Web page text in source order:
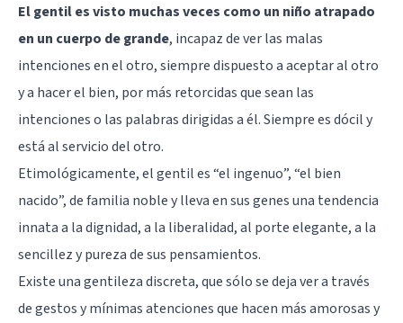
El gentil es visto muchas veces como un niño atrapado
en un cuerpo de grande, incapaz de ver las malas
intenciones en el otro, siempre dispuesto a aceptar al otro
y a hacer el bien, por más retorcidas que sean las
intenciones o las palabras dirigidas a él. Siempre es dócil y
está al servicio del otro.
Etimológicamente, el gentil es “el ingenuo”, “el bien
nacido”, de familia noble y lleva en sus genes una tendencia
innata a la dignidad, a la liberalidad, al porte elegante, a la
sencillez y pureza de sus pensamientos.
Existe una gentileza discreta, que sólo se deja ver a través
de gestos y mínimas atenciones que hacen más amorosas y